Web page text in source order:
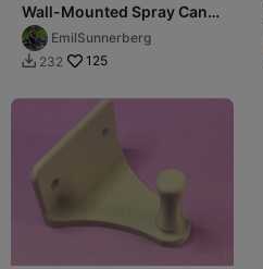
Wall-Mounted Spray Can
Holder – Compact Spray
Bottle Holder
EmilSunnerberg
 232 125